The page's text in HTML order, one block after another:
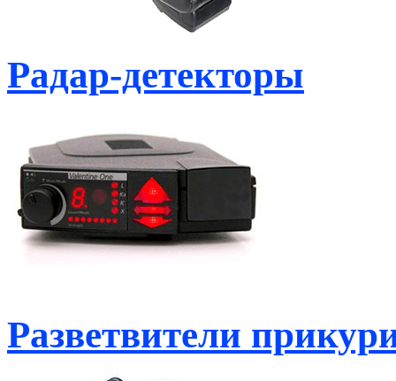
Радар-детекторы
Разветвители